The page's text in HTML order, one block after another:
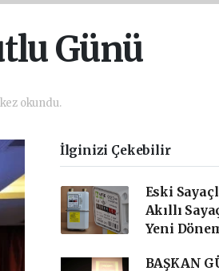
USTAEL’İN
Günü
okundu.
İlginizi Çekebilir
Eski
Akıllı
Yeni
BAŞKAN